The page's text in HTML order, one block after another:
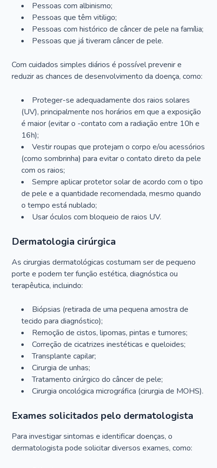
Pessoas com albinismo;
Pessoas que têm vitiligo;
Pessoas com histórico de câncer de pele na família;
Pessoas que já tiveram câncer de pele.
Com cuidados simples diários é possível prevenir e
reduzir as chances de desenvolvimento da doença, como:
Proteger-se adequadamente dos raios solares
(UV), principalmente nos horários em que a exposição
é maior (evitar o -contato com a radiação entre 10h e
16h);
Vestir roupas que protejam o corpo e/ou acessórios
(como sombrinha) para evitar o contato direto da pele
com os raios;
Sempre aplicar protetor solar de acordo com o tipo
de pele e a quantidade recomendada, mesmo quando
o tempo está nublado;
Usar óculos com bloqueio de raios UV.
Dermatologia cirúrgica
As cirurgias dermatológicas costumam ser de pequeno
porte e podem ter função estética, diagnóstica ou
terapêutica, incluindo:
Biópsias (retirada de uma pequena amostra de
tecido para diagnóstico);
Remoção de cistos, lipomas, pintas e tumores;
Correção de cicatrizes inestéticas e queloides;
Transplante capilar;
Cirurgia de unhas;
Tratamento cirúrgico do câncer de pele;
Cirurgia oncológica micrográfica (cirurgia de MOHS).
Exames solicitados pelo dermatologista
Para investigar sintomas e identificar doenças, o
dermatologista pode solicitar diversos exames, como: